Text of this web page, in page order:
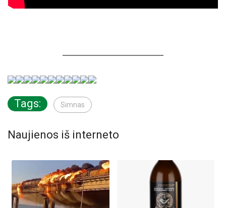
Tags: Simnas
Naujienos iš interneto